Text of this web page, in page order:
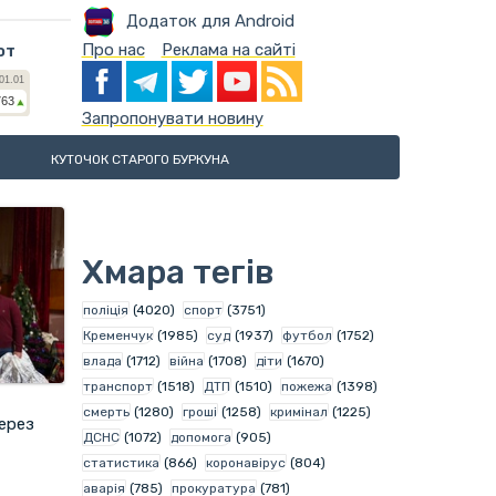
Додаток для Android
Про нас Реклама на сайті
Запропонувати новину
КУТОЧОК СТАРОГО БУРКУНА
Хмара тегів
поліція (4020) спорт (3751)
Кременчук (1985) суд (1937) футбол (1752)
влада (1712) війна (1708) діти (1670)
транспорт (1518) ДТП (1510) пожежа (1398)
смерть (1280) гроші (1258) кримінал (1225)
ДСНС (1072) допомога (905)
статистика (866) коронавірус (804)
аварія (785) прокуратура (781)